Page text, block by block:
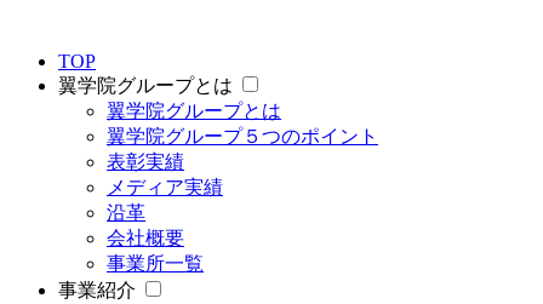
TOP
翼学院グループとは
翼学院グループとは
翼学院グループ５つのポイント
表彰実績
メディア実績
沿革
会社概要
事業所一覧
事業紹介